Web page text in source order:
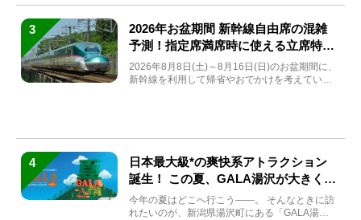
3
2026年お盆期間 新幹線自由席の混雑
予測！指定席満席時に使える立席特急
券も解説
2026年8月8日(土)～8月16日(日)のお盆期間に、
新幹線を利用して帰省やおでかけを考えている
4
日本最大級*の爽快系アトラクション
誕生！ この夏、GALA湯沢が大きく生
まれ変わる
今年の夏はどこへ行こう――。 そんなときに訪
れたいのが、新潟県湯沢町にある「GALA湯